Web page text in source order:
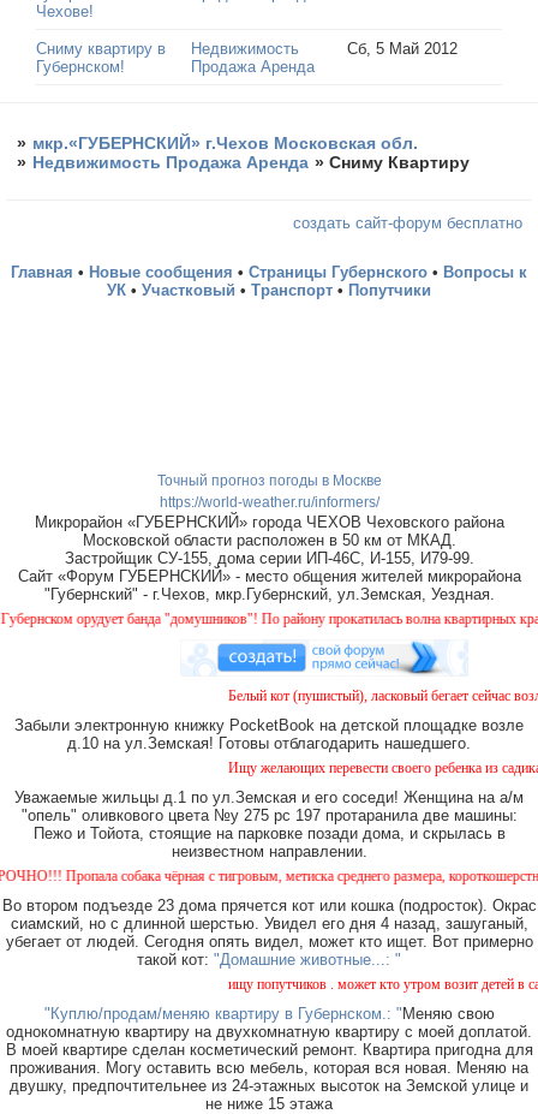
Чехове!
Сниму квартиру в
Губернском!
Недвижимость
Продажа Аренда
Сб, 5 Май 2012
» мкр.«ГУБЕРНСКИЙ» г.Чехов Московская обл.
» Недвижимость Продажа Аренда »Сниму Квартиру
создать сайт-форум бесплатно
Главная • Новые сообщения • Страницы Губернского • Вопросы к
УК • Участковый • Транспорт • Попутчики
Точный прогноз погоды в Москве
https://world-weather.ru/informers/
Микрорайон «ГУБЕРНСКИЙ» города ЧЕХОВ Чеховского района
Московской области расположен в 50 км от МКАД.
Застройщик СУ-155, дома серии ИП-46С, И-155, И79-99.
Сайт «Форум ГУБЕРНСКИЙ» - место общения жителей микрорайона
"Губернский" - г.Чехов, мкр.Губернский, ул.Земская, Уездная.
орудует банда "домушников"! По району прокатилась волна квартирных краж,
Белый кот (пушистый), ласковый бегает сейчас
Забыли электронную книжку PocketBook на детской площадке возле
д.10 на ул.Земская! Готовы отблагодарить нашедшего.
Ищу желающих перевести своего ребенка из
Уважаемые жильцы д.1 по ул.Земская и его соседи! Женщина на а/м
"опель" оливкового цвета №у 275 рс 197 протаранила две машины:
Пежо и Тойота, стоящие на парковке позади дома, и скрылась в
неизвестном направлении.
Пропала собака чёрная с тигровым, метиска среднего размера, короткошерстная.
Во втором подъезде 23 дома прячется кот или кошка (подросток). Окрас
сиамский, но с длинной шерстью. Увидел его дня 4 назад, зашуганый,
убегает от людей. Сегодня опять видел, может кто ищет. Вот примерно
такой кот: "Домашние животные...: "
ищу попутчиков . может кто утром возит детей в
"Куплю/продам/меняю квартиру в Губернском.: " Меняю свою
однокомнатную квартиру на двухкомнатную квартиру с моей доплатой.
В моей квартире сделан косметический ремонт. Квартира пригодна для
проживания. Могу оставить всю мебель, которая вся новая. Меняю на
двушку, предпочтительнее из 24-этажных высоток на Земской улице и
не ниже 15 этажа